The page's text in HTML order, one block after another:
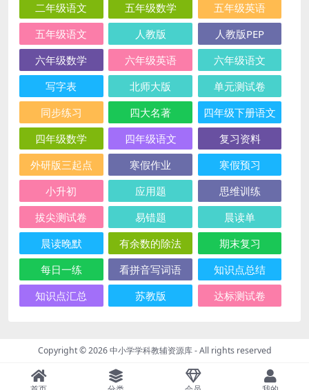
二年级语文
五年级数学
五年级英语
五年级语文
人教版
人教版PEP
六年级数学
六年级英语
六年级语文
写字表
北师大版
单元测试卷
同步练习
四大名著
四年级下册语文
四年级数学
四年级语文
复习资料
外研版三起点
寒假作业
寒假预习
小升初
应用题
思维训练
拔尖测试卷
易错题
晨读单
晨读晚默
有余数的除法
期末复习
每日一练
看拼音写词语
知识点总结
知识点汇总
苏教版 达标测试卷
Copyright © 2026中小学学科教辅资源库- All rights reserved